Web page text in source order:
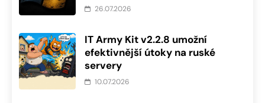
26.07.2026
IT Army Kit v2.2.8 umožní
efektivnější útoky na ruské
servery
10.07.2026